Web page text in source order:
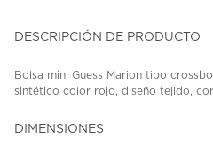
DESCRIPCIÓN DE PRODUCTO
Bolsa mini Guess Marion tipo
sintético color rojo, diseño tejido,
DIMENSIONES